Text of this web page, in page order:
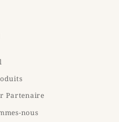
Partenaire
nous